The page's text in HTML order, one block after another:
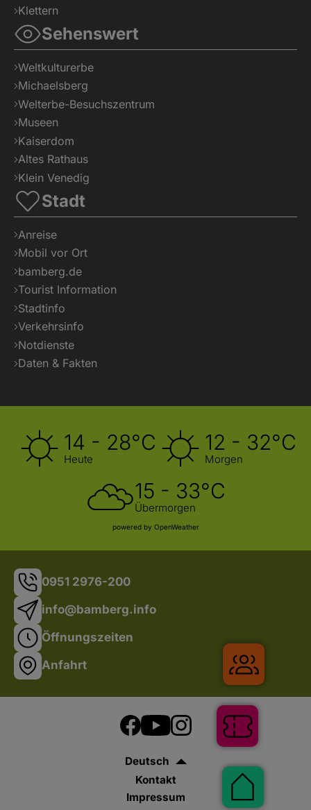
Klettern
Sehenswert
Weltkulturerbe
Michaelsberg
Welterbe-Besuchszentrum
Museen
Kaiserdom
Altes Rathaus
Klein Venedig
Stadt
Anreise
Mobil vor Ort
bamberg.de
Tourist Information
Stadtinfo
Verkehrsinfo
Notdienste
Daten & Fakten
14 - 28°C
Heute
12 - 32°C
Morgen
15 - 33°C
Übermorgen
powered by OpenWeather
0951 2976-200
info@bamberg.info
Öffnungszeiten
Anfahrt
Deutsch
Kontakt
Impressum